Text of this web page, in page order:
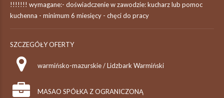
!!!!!!! wymagane:- doświadczenie w zawodzie: kucharz lub pomoc
kuchenna - minimum 6 miesięcy - chęci do pracy
SZCZEGÓŁY OFERTY
warmińsko-mazurskie / Lidzbark Warmiński
MASAO SPÓŁKA Z OGRANICZONĄ